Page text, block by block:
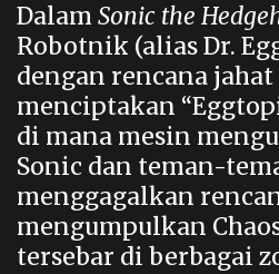
Dalam Sonic the
Robotnik (alias Dr.
dengan rencana
menciptakan
di mana mesin
Sonic dan teman-
menggagalkan
mengumpulkan
tersebar di berbagai